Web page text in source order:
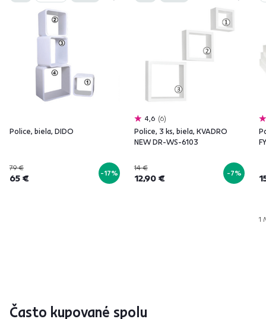
Police, biela, DIDO
79 €
65 € -17%
4,6 6
Police, 3 ks, biela, KVADRO
NEW DR-WS-6103
14 €
12,90 € -7%
1
Často kupované spolu